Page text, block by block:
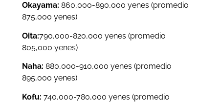
Okayama: 860,000-890,000 yenes (promedio
875,000 yenes)
Oita:790,000-820,000 yenes (promedio
805,000 yenes)
Naha: 880,000-910,000 yenes (promedio
895,000 yenes)
Kofu: 740,000-780,000 yenes (promedio